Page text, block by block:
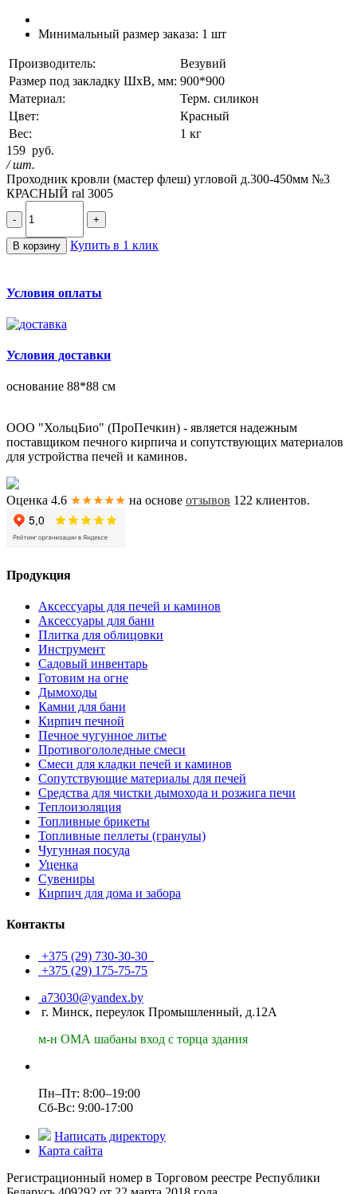
Минимальный размер заказа: 1 шт
Производитель:
Везувий
Размер под закладку ШхВ, мм: 900*900
Материал:
Терм. силикон
Цвет:
Красный
Вес:
1 кг
159 руб.
/ шт.
Проходник кровли (мастер флеш) угловой д.300-450мм №3
КРАСНЫЙ ral 3005
- +
В корзину Купить в 1 клик
Условия оплаты
Условия доставки
основание 88*88 см
ООО "ХольцБио" (ПроПечкин) - является надежным
поставщиком печного кирпича и сопутствующих материалов
для устройства печей и каминов.
Оценка 4.6 ★★★★★ на основе отзывов 122 клиентов.
Продукция
Аксессуары для печей и каминов
Аксессуары для бани
Плитка для облицовки
Инструмент
Садовый инвентарь
Готовим на огне
Дымоходы
Камни для бани
Кирпич печной
Печное чугунное литье
Противогололедные смеси
Смеси для кладки печей и каминов
Сопутствующие материалы для печей
Средства для чистки дымохода и розжига печи
Теплоизоляция
Топливные брикеты
Топливные пеллеты (гранулы)
Чугунная посуда
Уценка
Сувениры
Кирпич для дома и забора
Контакты
+375 (29) 730-30-30
+375 (29) 175-75-75
a73030@yandex.by
г. Минск, переулок Промышленный, д.12А
м-н ОМА шабаны вход с торца здания
Пн–Пт: 8:00–19:00
Сб-Вс: 9:00-17:00
Написать директору
Карта сайта
Регистрационный номер в Торговом реестре Республики